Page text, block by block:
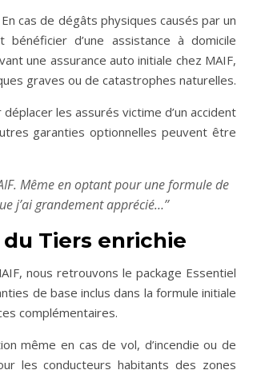
cas de dégâts physiques causés par un
d’une assistance à domicile
une assurance auto initiale chez MAIF,
graves ou de catastrophes naturelles.
les assurés victime d’un accident
garanties optionnelles peuvent être
Même en optant pour une formule de
j’ai grandement apprécié…’’
Tiers enrichie
nous retrouvons le package Essentiel
de base inclus dans la formule initiale
complémentaires.
même en cas de vol, d’incendie ou de
les conducteurs habitants des zones